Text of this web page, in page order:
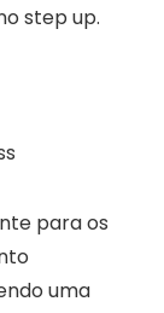
step up.
para os
uma